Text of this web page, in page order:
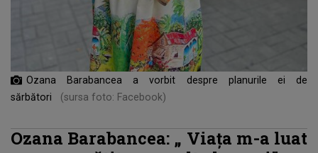
Ozana Barabancea a vorbit despre planurile ei de
sărbători
(sursa foto: Facebook)
Ozana Barabancea: „ Viața m-a luat